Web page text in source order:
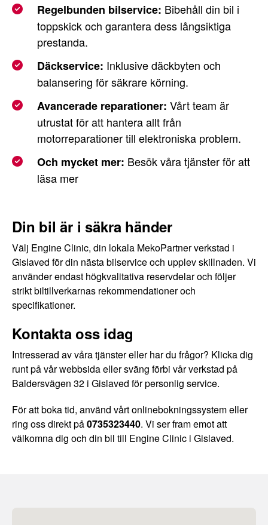
Regelbunden bilservice: Bibehåll din bil i
toppskick och garantera dess långsiktiga
prestanda.
Däckservice: Inklusive däckbyten och
balansering för säkrare körning.
Avancerade reparationer: Vårt team är
utrustat för att hantera allt från
motorreparationer till elektroniska problem.
Och mycket mer: Besök våra tjänster för att
läsa mer
Din bil är i säkra händer
Välj Engine Clinic, din lokala MekoPartner verkstad i
Gislaved för din nästa bilservice och upplev skillnaden. Vi
använder endast högkvalitativa reservdelar och följer
strikt biltillverkarnas rekommendationer och
specifikationer.
Kontakta oss idag
Intresserad av våra tjänster eller har du frågor? Klicka dig
runt på vår webbsida eller sväng förbi vår verkstad på
Baldersvägen 32 i Gislaved för personlig service.
För att boka tid, använd vårt onlinebokningssystem eller
ring oss direkt på0735323440. Vi ser fram emot att
välkomna dig och din bil till Engine Clinic i Gislaved.